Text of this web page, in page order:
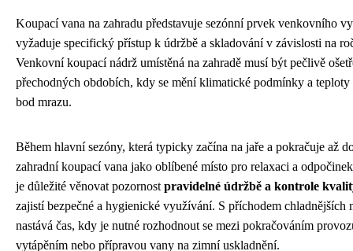
Koupací vana na zahradu představuje sezónní prvek venkovního
vyžaduje specifický přístup k údržbě a skladování v závislosti na
Venkovní koupací nádrž umístěná na zahradě musí být pečlivě
přechodných obdobích, kdy se mění klimatické podmínky a teploty
bod mrazu.
Během hlavní sezóny, která typicky začína na jaře a pokračuje až
zahradní koupací vana jako oblíbené místo pro relaxaci a
je důležité věnovat pozornost pravidelné údržbě a kontrole
zajistí bezpečné a hygienické využívání. S příchodem chladnějších
nastává čas, kdy je nutné rozhodnout se mezi pokračováním
vytápěním nebo přípravou vany na zimní uskladnění.